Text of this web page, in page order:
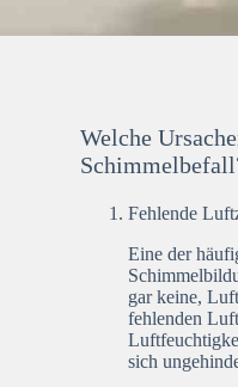
Welche
Fehlende
Eine der
gar keine,
fehlenden
sich